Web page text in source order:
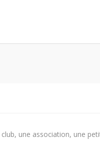
une association, une